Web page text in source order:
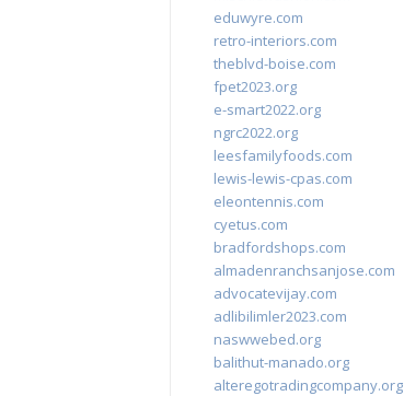
eduwyre.com
retro-interiors.com
theblvd-boise.com
fpet2023.org
e-smart2022.org
ngrc2022.org
leesfamilyfoods.com
lewis-lewis-cpas.com
eleontennis.com
cyetus.com
bradfordshops.com
almadenranchsanjose.com
advocatevijay.com
adlibilimler2023.com
naswwebed.org
balithut-manado.org
alteregotradingcompany.org